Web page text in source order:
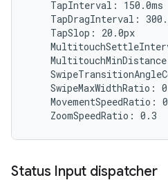
    TapInterval: 150.0ms
TapDragInterval:
    TapSlop: 20.0px
SwipeMaxWidthRatio:
MovementSpeedRatio:
Status Input dispatcher